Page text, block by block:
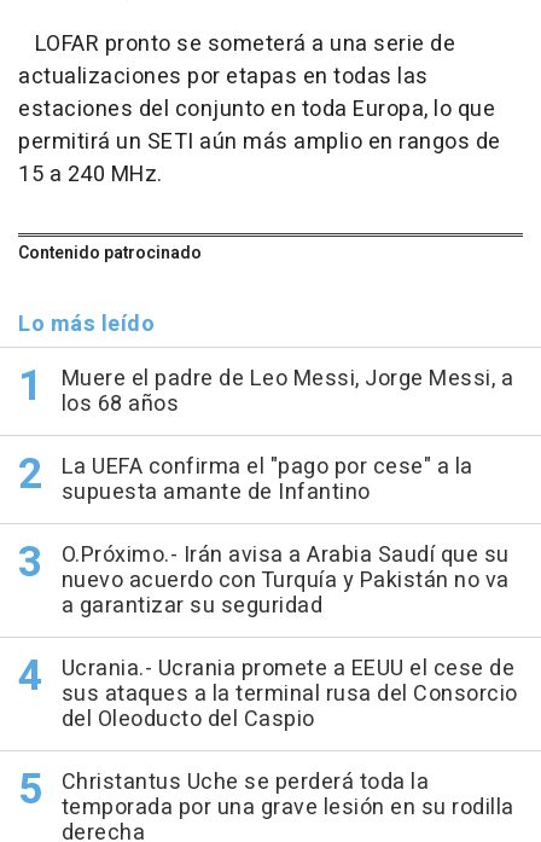
LOFAR pronto se someterá a una serie de
actualizaciones por etapas en todas las
estaciones del conjunto en toda Europa, lo que
permitirá un SETI aún más amplio en rangos de
15 a 240 MHz.
Contenido patrocinado
Lo más leído
Muere el padre de Leo Messi, Jorge Messi, a
los 68 años
La UEFA confirma el "pago por cese" a la
supuesta amante de Infantino
O.Próximo.- Irán avisa a Arabia Saudí que su
nuevo acuerdo con Turquía y Pakistán no va
a garantizar su seguridad
Ucrania.- Ucrania promete a EEUU el cese de
sus ataques a la terminal rusa del Consorcio
del Oleoducto del Caspio
Christantus Uche se perderá toda la
temporada por una grave lesión en su rodilla
derecha